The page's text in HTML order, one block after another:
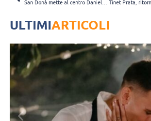
ULTIMIARTICOLI